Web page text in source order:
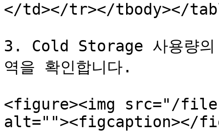
</td></tr></tbody></
3. Cold Storage 사용량의
역을 확인합니다.
<figure><img src="/files/
alt=""><figcaption></